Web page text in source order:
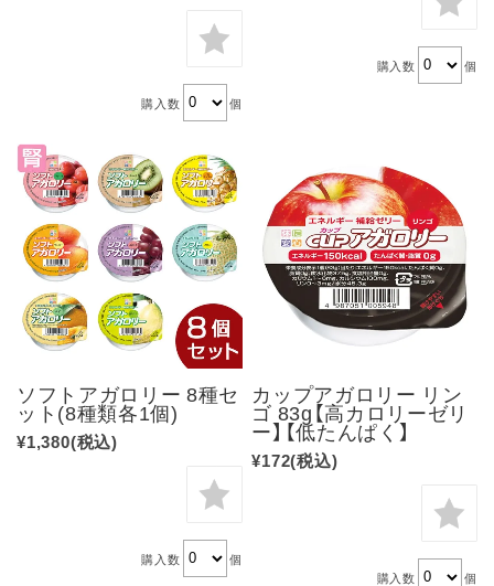
購入数 個
購入数 個
ソフトアガロリー 8種セ
ット(8種類各1個)
¥1,380(税込)
購入数 個
カップアガロリー リン
ゴ 83g【高カロリーゼリ
ー】【低たんぱく】
¥172(税込)
購入数 個